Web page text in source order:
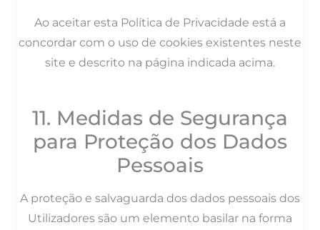
Ao aceitar esta Política de Privacidade está a
concordar com o uso de cookies existentes neste
site e descrito na página indicada acima.
11. Medidas de Segurança
para Proteção dos Dados
Pessoais
A proteção e salvaguarda dos dados pessoais dos
Utilizadores são um elemento basilar na forma